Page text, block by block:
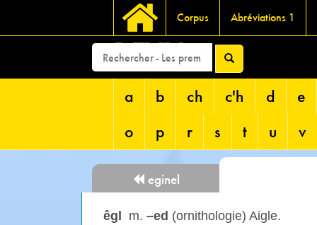
Corpus Abréviations 1
DEVRI
a b ch c'h d
e
o
p r s t u v
eginel
êgl m. –ed (ornithologie) Aigle.